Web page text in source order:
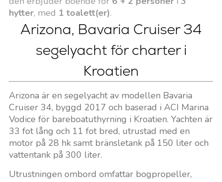
hytter, med 1 toalett(er).
Arizona, Bavaria Cruiser 34
segelyacht för charter i
Kroatien
Arizona är en segelyacht av modellen Bavaria
Cruiser 34, byggd 2017 och baserad i ACI Marina
Vodice för bareboatuthyrning i Kroatien. Yachten är
33 fot lång och 11 fot bred, utrustad med en
motor på 28 hk samt bränsletank på 150 liter och
vattentank på 300 liter.
Utrustningen ombord omfattar bogpropeller,